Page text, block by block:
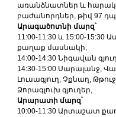
առանձնատներ և
բաժանորդներ, թիվ 97
Արագածոտնի մարզ՝
11:00-11:30 և 15:00-15:30
քաղաք մասնակի,
14:00-14:30 Նիգավան
14:30-15:00 Սարալանջ,
Լուսագյուղ, Չքնաղ,
Ձորագլուխ գյուղեր,
Արարատի մարզ՝
10:00-11:30 Արտաշատ